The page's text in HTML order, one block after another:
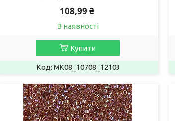
108,99 ₴
В наявності
Купити
MK08_10708_12103